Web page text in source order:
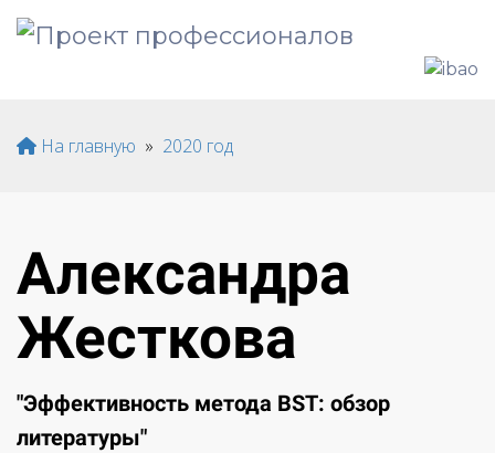
На главную » 2020 год
Александра
Жесткова
"Эффективность метода BST: обзор
литературы"